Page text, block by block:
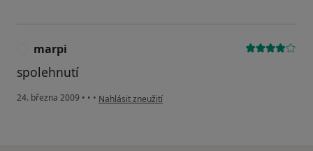
marpi
spolehnutí
24. března 2009 • • • podle názoru uživatele marpi
Nahlásit zneužití